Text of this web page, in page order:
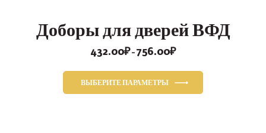
Доборы для дверей ВФД
432.00₽ – 756.00₽Диапазон
–
ВЫБЕРИТЕ ПАРАМЕТРЫ